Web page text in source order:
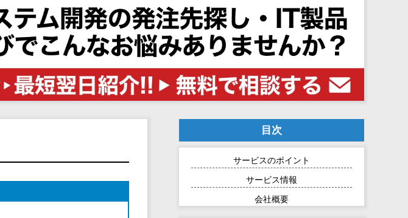
目次
サービスのポイント
サービス情報
会社概要